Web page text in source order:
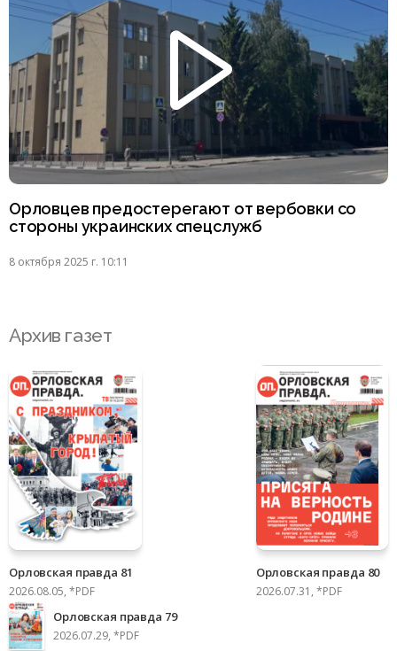
Орловцев предостерегают от вербовки со
стороны украинских спецслужб
8 октября 2025 г. 10:11
Архив газет
Орловская правда 81
2026.08.05, *PDF
Орловская правда 80
2026.07.31, *PDF
Орловская правда 79
2026.07.29, *PDF